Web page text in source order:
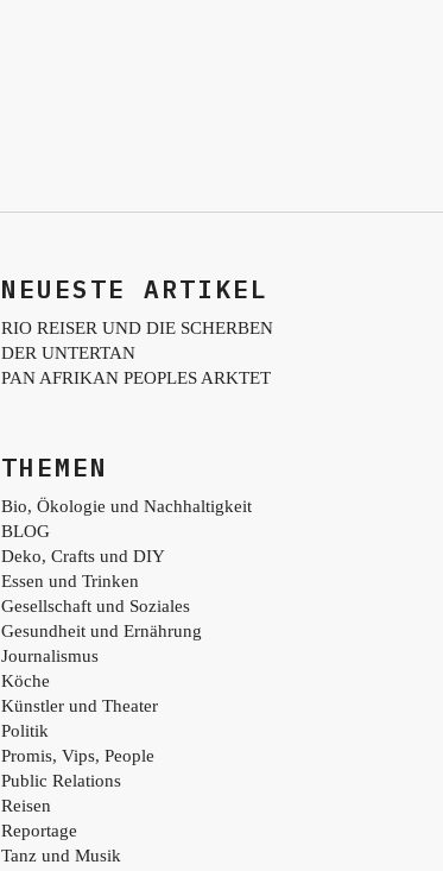
NEUESTE ARTIKEL
RIO REISER UND DIE SCHERBEN
DER UNTERTAN
PAN AFRIKAN PEOPLES ARKTET
THEMEN
Bio, Ökologie und Nachhaltigkeit
BLOG
Deko, Crafts und DIY
Essen und Trinken
Gesellschaft und Soziales
Gesundheit und Ernährung
Journalismus
Köche
Künstler und Theater
Politik
Promis, Vips, People
Public Relations
Reisen
Reportage
Tanz und Musik